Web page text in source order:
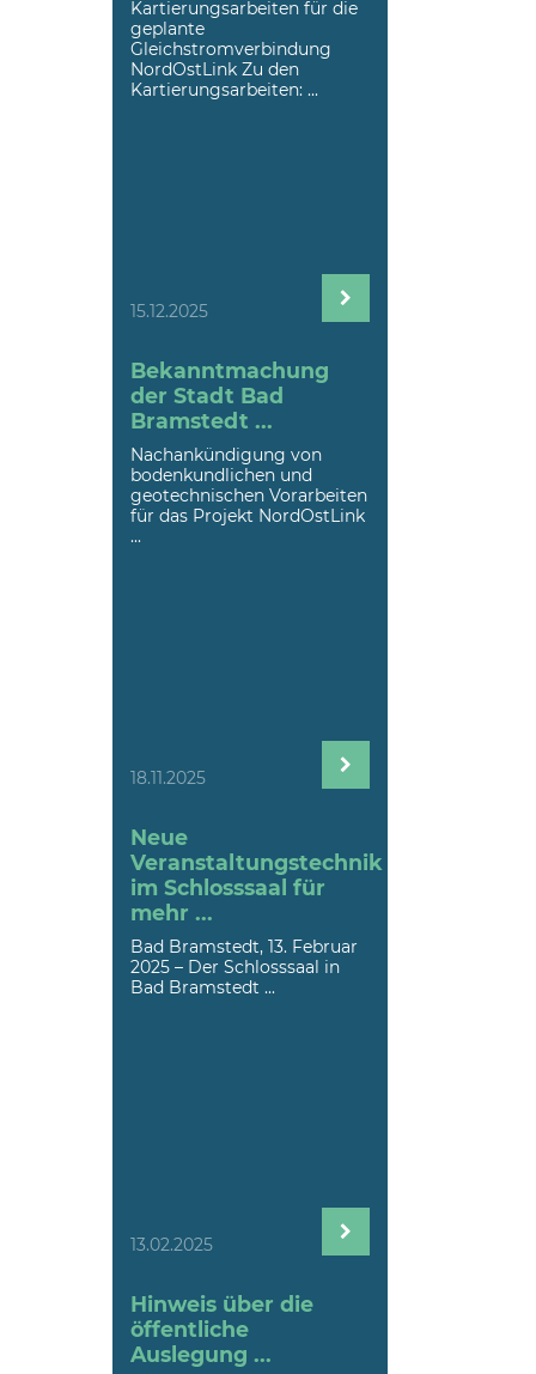
Kartierungsarbeiten für die
geplante
Gleichstromverbindung
NordOstLink Zu den
Kartierungsarbeiten: ...
15.12.2025
Bekanntmachung
der Stadt Bad
Bramstedt ...
Nachankündigung von
bodenkundlichen und
geotechnischen Vorarbeiten
für das Projekt NordOstLink
...
18.11.2025
Neue
Veranstaltungstechnik
im Schlosssaal für
mehr ...
Bad Bramstedt, 13. Februar
2025 – Der Schlosssaal in
Bad Bramstedt ...
13.02.2025
Hinweis über die
öffentliche
Auslegung ...